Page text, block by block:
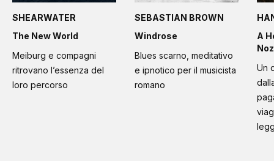
SHEARWATER
The New World
Meiburg e compagni
ritrovano l’essenza del
loro percorso
SEBASTIAN BROWN
Windrose
Blues scarno, meditativo
e ipnotico per il musicista
romano
A
Noz
Un